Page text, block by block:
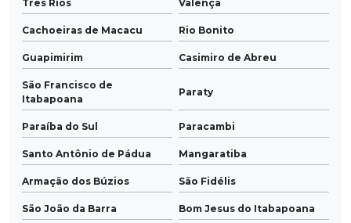
Três Rios Valença
Cachoeiras de Macacu Rio Bonito
Guapimirim Casimiro de Abreu
São Francisco de
Itabapoana
Paraty
Paraíba do Sul Paracambi
Santo Antônio de Pádua Mangaratiba
Armação dos Búzios São Fidélis
São João da Barra Bom Jesus do Itabapoana